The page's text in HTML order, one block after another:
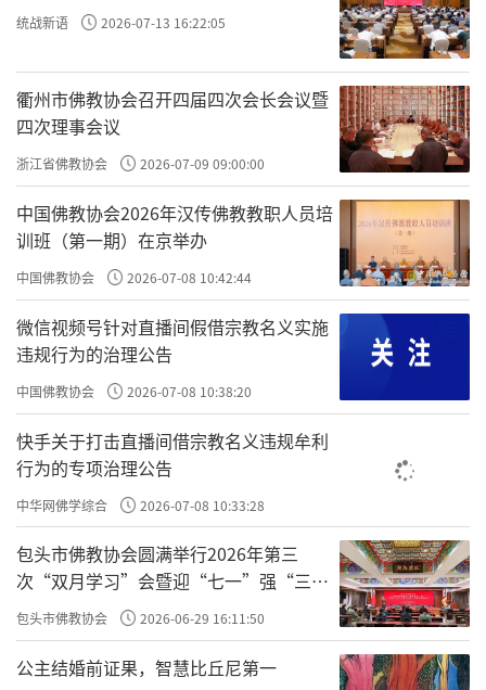
不得作圣者，普通人不能成佛做主，不能成为
孔子、悉达多、老子、王阳明这样的人，只为
妄念相缠，念念叠加。相缠，就是一个念接着
一个念，一个念接着一个念。
悉达多在菩提树下顿悟的时候说：一切众生皆
具如来智慧德相，皆因妄想执着不能证得。妄
妄念，你不能证得 如来智慧德相。这
是什么意思？你其实可以像悉达多、老子、孔
孟、王阳明这样，你是不被命给拘住的。也就
是，修行人的命是算不准的，不修行人的命才
能算得准。所以，你给王阳明算命，或者给我
们这些真正修行的人算命，你是算不准的，因
为他时刻在改命。
汝坐三日，不见起一妄念，何也，你看你跟我
对坐三昼夜，没有一个妄念，为什么呢？没有
妄想、执着，也是人欲，我
们儒家讲的，人欲是人心的贪嗔痴慢疑、怨恨
恼怒烦。为什么要去人欲？就是把妄念去掉、
统战新语 2026-07-13 16:22:05
衢州市佛教协会召开四届四次会长会议暨
四次理事会议
浙江省佛教协会 2026-07-09 09:00:00
中国佛教协会2026年汉传佛教教职人员培
训班（第一期）在京举办
中国佛教协会 2026-07-08 10:42:44
微信视频号针对直播间假借宗教名义实施
违规行为的治理公告
中国佛教协会 2026-07-08 10:38:20
快手关于打击直播间借宗教名义违规牟利
行为的专项治理公告
中华网佛学综合 2026-07-08 10:33:28
包头市佛教协会圆满举行2026年第三
次“双月学习”会暨迎“七一”强“三
爱”主题书画笔会
包头市佛教协会 2026-06-29 16:11:50
公主结婚前证果，智慧比丘尼第一